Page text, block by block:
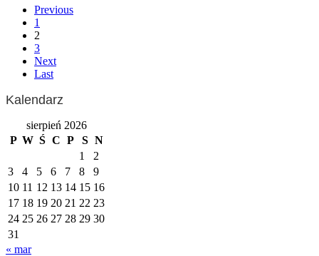
Previous
1
2
3
Next
Last
Kalendarz
sierpień 2026
P W Ś C P S N
1
2
3
4 5 6 7 8
9
10 11 12 13 14 15 16
17 18 19 20 21 22 23
24 25 26 27 28 29 30
31
« mar